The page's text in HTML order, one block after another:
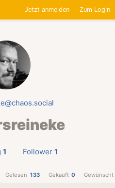
Jetzt anmelden Zum Login
1 Follower 1
Gelesen 133 Gekauft 0 Gewünscht